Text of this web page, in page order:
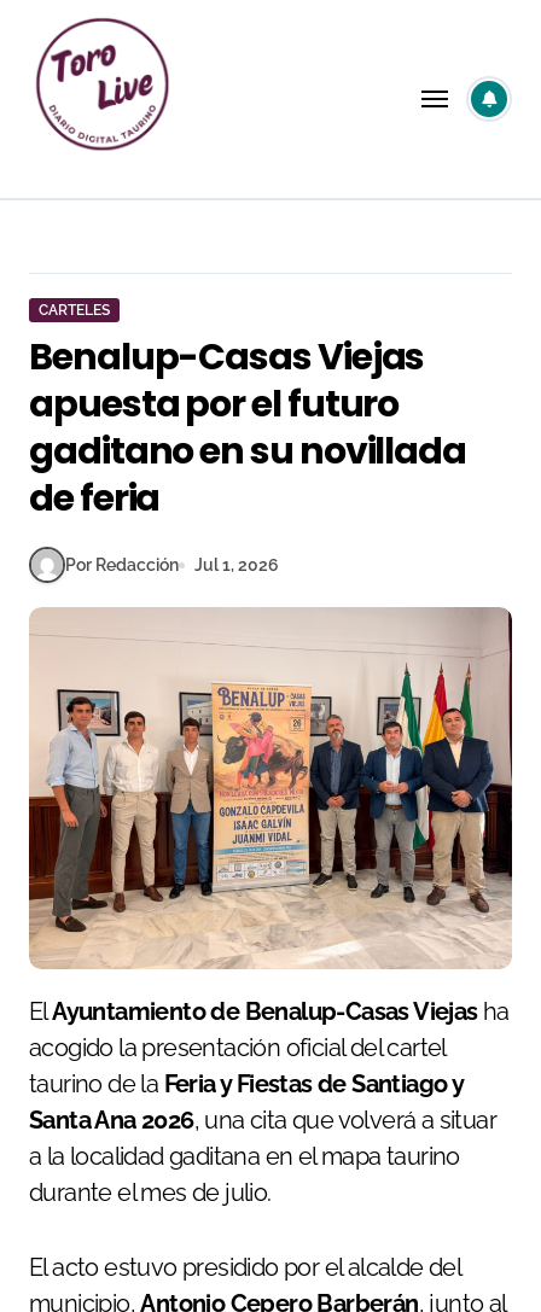
contenido
CARTELES
Benalup-Casas Viejas
apuesta por el futuro
gaditano en su novillada
de feria
Por Redacción Jul 1, 2026
ElAyuntamiento de Benalup-Casas Viejasha
acogido la presentación oficial del cartel
taurino de la Feria y Fiestas de Santiago y
Santa Ana 2026, una cita que volverá a situar
a la localidad gaditana en el mapa taurino
durante el mes de julio.
El acto estuvo presidido por el alcalde del
municipio,Antonio Cepero Barberán, junto al